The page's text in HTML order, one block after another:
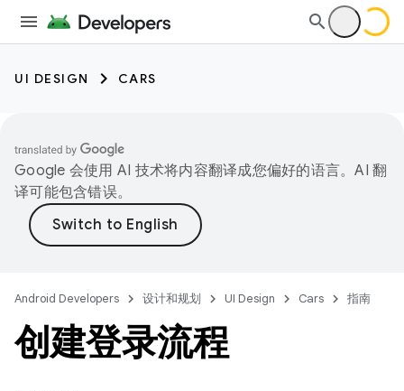
UI DESIGN CARS
Google 会使用 AI 技术将内容翻译成您偏好的语言。AI 翻
译可能包含错误。
Android Developers 设计和规划 UI Design Cars 指南
创建登录流程